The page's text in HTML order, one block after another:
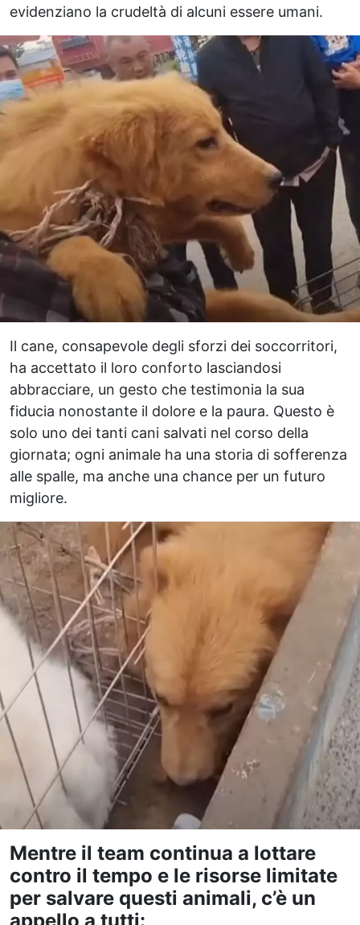
evidenziano la crudeltà di alcuni essere umani.
Il cane, consapevole degli sforzi dei soccorritori,
ha accettato il loro conforto lasciandosi
abbracciare, un gesto che testimonia la sua
fiducia nonostante il dolore e la paura. Questo è
solo uno dei tanti cani salvati nel corso della
giornata; ogni animale ha una storia di sofferenza
alle spalle, ma anche una chance per un futuro
migliore.
Mentre il team continua a lottare
contro il tempo e le risorse limitate
per salvare questi animali, c’è un